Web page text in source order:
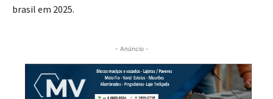
brasil em 2025.
- Anúncio -